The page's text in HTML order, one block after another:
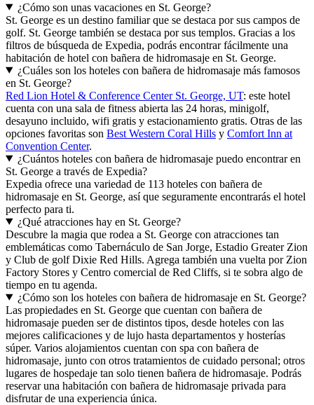
¿Cómo son unas vacaciones en St. George?
St. George es un destino familiar que se destaca por sus campos de
golf. St. George también se destaca por sus templos. Gracias a los
filtros de búsqueda de Expedia, podrás encontrar fácilmente una
habitación de hotel con bañera de hidromasaje en St. George.
¿Cuáles son los hoteles con bañera de hidromasaje más famosos
en St. George?
Red Lion Hotel & Conference Center St. George, UT: este hotel
cuenta con una sala de fitness abierta las 24 horas, minigolf,
desayuno incluido, wifi gratis y estacionamiento gratis. Otras de las
opciones favoritas son Best Western Coral Hills y Comfort Inn at
Convention Center.
¿Cuántos hoteles con bañera de hidromasaje puedo encontrar en
St. George a través de Expedia?
Expedia ofrece una variedad de 113 hoteles con bañera de
hidromasaje en St. George, así que seguramente encontrarás el hotel
perfecto para ti.
¿Qué atracciones hay en St. George?
Descubre la magia que rodea a St. George con atracciones tan
emblemáticas como Tabernáculo de San Jorge, Estadio Greater Zion
y Club de golf Dixie Red Hills. Agrega también una vuelta por Zion
Factory Stores y Centro comercial de Red Cliffs, si te sobra algo de
tiempo en tu agenda.
¿Cómo son los hoteles con bañera de hidromasaje en St. George?
Las propiedades en St. George que cuentan con bañera de
hidromasaje pueden ser de distintos tipos, desde hoteles con las
mejores calificaciones y de lujo hasta departamentos y hosterías
súper. Varios alojamientos cuentan con spa con bañera de
hidromasaje, junto con otros tratamientos de cuidado personal; otros
lugares de hospedaje tan solo tienen bañera de hidromasaje. Podrás
reservar una habitación con bañera de hidromasaje privada para
disfrutar de una experiencia única.